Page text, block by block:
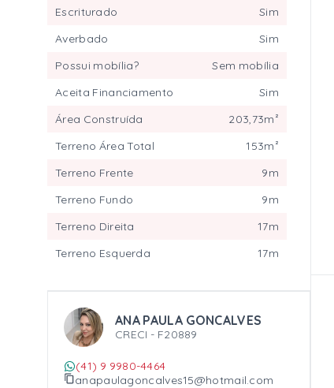
Escriturado
Sim
Averbado
Sim
Possui mobília?
Sem mobília
Aceita Financiamento
Sim
Área Construída
203,73m²
Terreno Área Total
153m²
Terreno Frente
9m
Terreno Fundo
9m
Terreno Direita
17m
Terreno Esquerda
17m
ANA PAULA GONCALVES
CRECI - F20889
(41) 9 9980-4464
anapaulagoncalves15@hotmail.com